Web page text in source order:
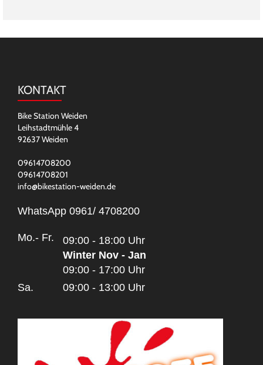
KONTAKT
Bike Station Weiden
Leihstadtmühle 4
92637 Weiden
09614708200
09614708201
info@bikestation-weiden.de
WhatsApp 0961/ 4708200
Mo.- Fr. 09:00 - 18:00 Uhr
Winter Nov - Jan
09:00 - 17:00 Uhr
Sa.
09:00 - 13:00 Uhr